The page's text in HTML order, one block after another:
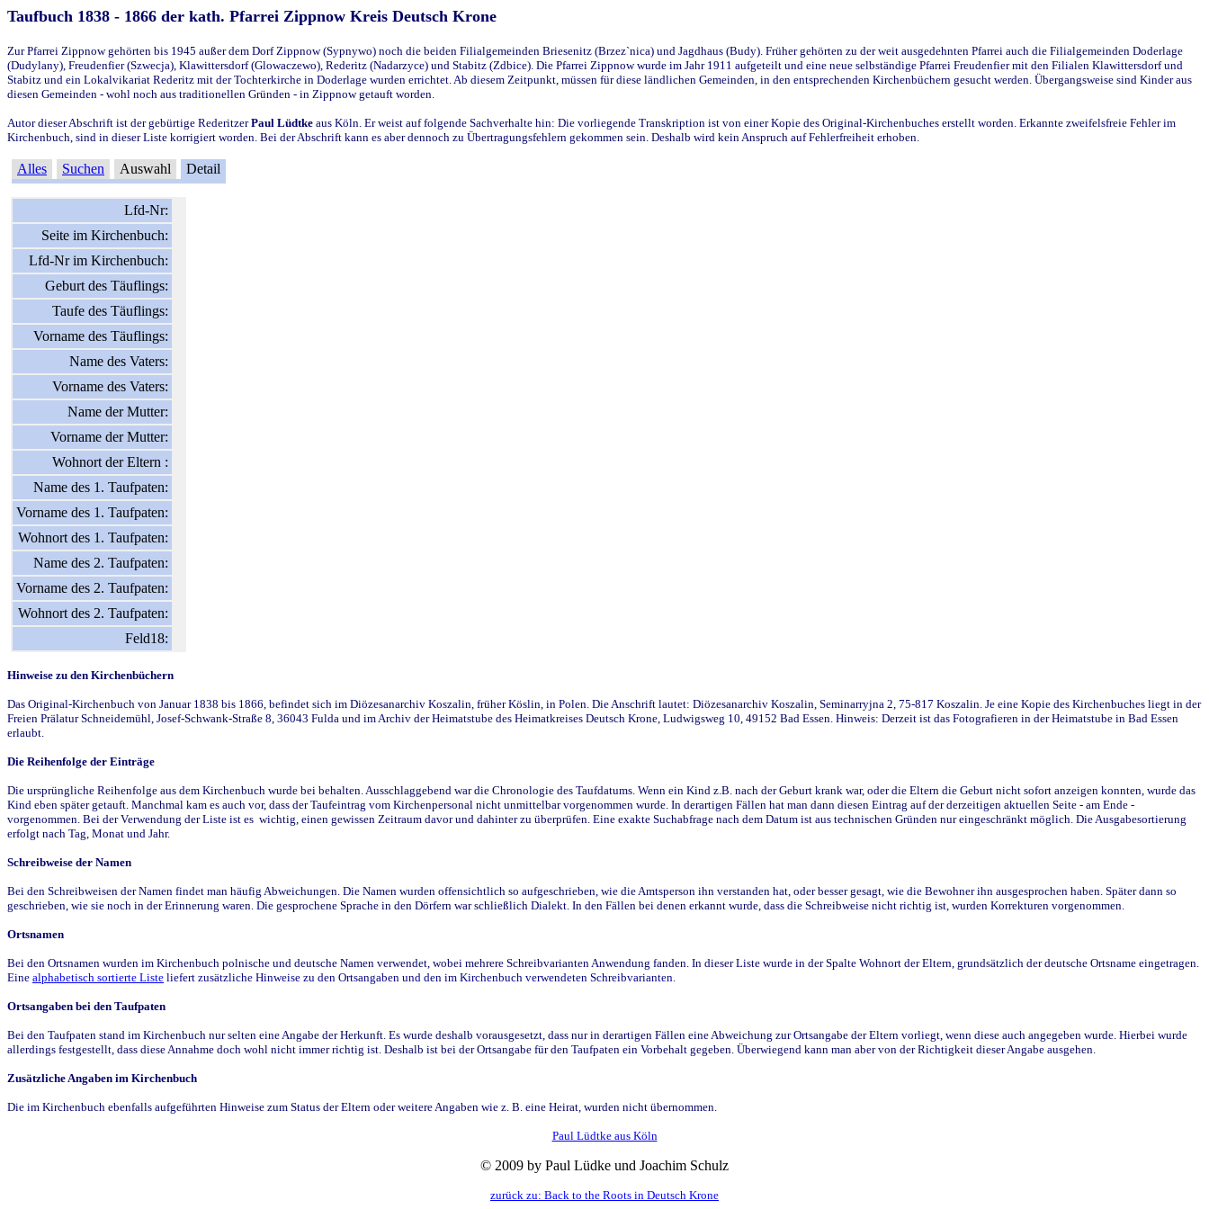
Taufbuch 1838 - 1866 der kath. Pfarrei Zippnow Kreis Deutsch Krone
Zur Pfarrei Zippnow gehörten bis 1945 außer dem Dorf Zippnow (Sypnywo) noch die beiden Filialgemeinden Briesenitz (Brzez`nica) und Jagdhaus (Budy). Früher gehörten zu der weit ausgedehnten Pfarrei auch die Filialgemeinden Doderlage
(Dudylany), Freudenfier (Szwecja), Klawittersdorf (Glowaczewo), Rederitz (Nadarzyce) und Stabitz (Zdbice). Die Pfarrei Zippnow wurde im Jahr 1911 aufgeteilt und eine neue selbständige Pfarrei Freudenfier mit den Filialen Klawittersdorf und
Stabitz und ein Lokalvikariat Rederitz mit der Tochterkirche in Doderlage wurden errichtet. Ab diesem Zeitpunkt, müssen für diese ländlichen Gemeinden, in den entsprechenden Kirchenbüchern gesucht werden. Übergangsweise sind Kinder aus
diesen Gemeinden - wohl noch aus traditionellen Gründen - in Zippnow getauft worden.
Autor dieser Abschrift ist der gebürtige RederitzerPaul Lüdtke aus Köln. Er weist auf folgende Sachverhalte hin: Die vorliegende Transkription ist von einer Kopie des Original-Kirchenbuches erstellt worden. Erkannte zweifelsfreie Fehler im
Kirchenbuch, sind in dieser Liste korrigiert worden. Bei der Abschrift kann es aber dennoch zu Übertragungsfehlern gekommen sein. Deshalb wird kein Anspruch auf Fehlerfreiheit erhoben.
Alles Suchen Auswahl Detail
Lfd-Nr:
Seite im Kirchenbuch:
Lfd-Nr im Kirchenbuch:
Geburt des Täuflings:
Taufe des Täuflings:
Vorname des Täuflings:
Name des Vaters:
Vorname des Vaters:
Name der Mutter:
Vorname der Mutter:
Wohnort der Eltern :
Name des 1. Taufpaten:
Vorname des 1. Taufpaten:
Wohnort des 1. Taufpaten:
Name des 2. Taufpaten:
Vorname des 2. Taufpaten:
Wohnort des 2. Taufpaten:
Feld18:
Hinweise zu den Kirchenbüchern
Das Original-Kirchenbuch von Januar 1838 bis 1866, befindet sich im Diözesanarchiv Koszalin, früher Köslin, in Polen. Die Anschrift lautet: Diözesanarchiv Koszalin, Seminarryjna 2, 75-817 Koszalin. Je eine Kopie des Kirchenbuches liegt in der
Freien Prälatur Schneidemühl, Josef-Schwank-Straße 8, 36043 Fulda und im Archiv der Heimatstube des Heimatkreises Deutsch Krone, Ludwigsweg 10, 49152 Bad Essen. Hinweis: Derzeit ist das Fotografieren in der Heimatstube in Bad Essen
erlaubt.
Die Reihenfolge der Einträge
Die ursprüngliche Reihenfolge aus dem Kirchenbuch wurde bei behalten. Ausschlaggebend war die Chronologie des Taufdatums. Wenn ein Kind z.B. nach der Geburt krank war, oder die Eltern die Geburt nicht sofort anzeigen konnten, wurde das
Kind eben später getauft. Manchmal kam es auch vor, dass der Taufeintrag vom Kirchenpersonal nicht unmittelbar vorgenommen wurde. In derartigen Fällen hat man dann diesen Eintrag auf der derzeitigen aktuellen Seite - am Ende -
vorgenommen. Bei der Verwendung der Liste ist es wichtig, einen gewissen Zeitraum davor und dahinter zu überprüfen. Eine exakte Suchabfrage nach dem Datum ist aus technischen Gründen nur eingeschränkt möglich. Die Ausgabesortierung
erfolgt nach Tag, Monat und Jahr.
Schreibweise der Namen
Bei den Schreibweisen der Namen findet man häufig Abweichungen. Die Namen wurden offensichtlich so aufgeschrieben, wie die Amtsperson ihn verstanden hat, oder besser gesagt, wie die Bewohner ihn ausgesprochen haben. Später dann so
geschrieben, wie sie noch in der Erinnerung waren. Die gesprochene Sprache in den Dörfern war schließlich Dialekt. In den Fällen bei denen erkannt wurde, dass die Schreibweise nicht richtig ist, wurden Korrekturen vorgenommen.
Ortsnamen
Bei den Ortsnamen wurden im Kirchenbuch polnische und deutsche Namen verwendet, wobei mehrere Schreibvarianten Anwendung fanden. In dieser Liste wurde in der Spalte Wohnort der Eltern, grundsätzlich der deutsche Ortsname eingetragen.
Eine alphabetisch sortierte Liste liefert zusätzliche Hinweise zu den Ortsangaben und den im Kirchenbuch verwendeten Schreibvarianten.
Ortsangaben bei den Taufpaten
Bei den Taufpaten stand im Kirchenbuch nur selten eine Angabe der Herkunft. Es wurde deshalb vorausgesetzt, dass nur in derartigen Fällen eine Abweichung zur Ortsangabe der Eltern vorliegt, wenn diese auch angegeben wurde. Hierbei wurde
allerdings festgestellt, dass diese Annahme doch wohl nicht immer richtig ist. Deshalb ist bei der Ortsangabe für den Taufpaten ein Vorbehalt gegeben. Überwiegend kann man aber von der Richtigkeit dieser Angabe ausgehen.
Zusätzliche Angaben im Kirchenbuch
Die im Kirchenbuch ebenfalls aufgeführten Hinweise zum Status der Eltern oder weitere Angaben wie z. B. eine Heirat, wurden nicht übernommen.
Paul Lüdtke aus Köln
© 2009 by Paul Lüdke und Joachim Schulz
zurück zu: Back to the Roots in Deutsch Krone